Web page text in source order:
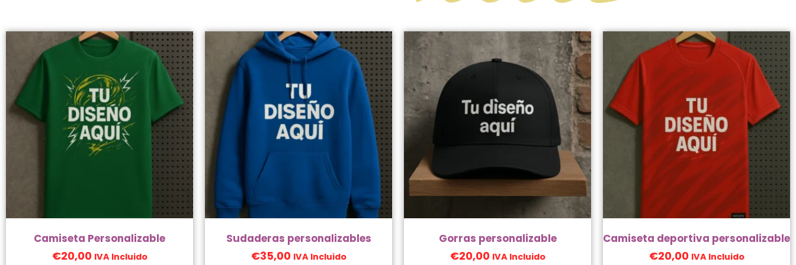
PERSONALIZAR AHORA
Camiseta Personalizable
€20,00 IVA Incluido
Sudaderas personalizables
€35,00 IVA Incluido
Gorras personalizable
€20,00 IVA Incluido
Camiseta deportiva personalizable
€20,00 IVA Incluido